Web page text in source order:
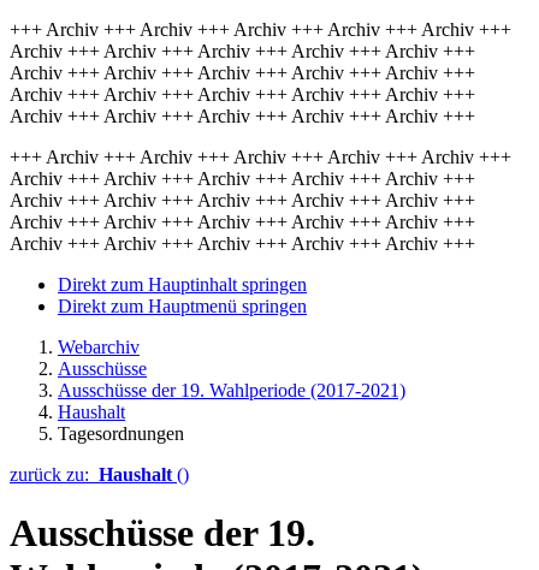
+++ Archiv +++ Archiv +++ Archiv +++ Archiv +++ Archiv +++
Archiv +++ Archiv +++ Archiv +++ Archiv +++ Archiv +++
Archiv +++ Archiv +++ Archiv +++ Archiv +++ Archiv +++
Archiv +++ Archiv +++ Archiv +++ Archiv +++ Archiv +++
Archiv +++ Archiv +++ Archiv +++ Archiv +++ Archiv +++
+++ Archiv +++ Archiv +++ Archiv +++ Archiv +++ Archiv +++
Archiv +++ Archiv +++ Archiv +++ Archiv +++ Archiv +++
Archiv +++ Archiv +++ Archiv +++ Archiv +++ Archiv +++
Archiv +++ Archiv +++ Archiv +++ Archiv +++ Archiv +++
Archiv +++ Archiv +++ Archiv +++ Archiv +++ Archiv +++
Direkt zum Hauptinhalt springen
Direkt zum Hauptmenü springen
Webarchiv
Ausschüsse
Ausschüsse der 19. Wahlperiode (2017-2021)
Haushalt
Tagesordnungen
zurück zu: Haushalt ()
Ausschüsse der 19.